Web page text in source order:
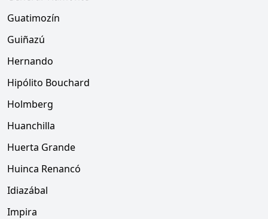
Guatimozín
Guiñazú
Hernando
Hipólito Bouchard
Holmberg
Huanchilla
Huerta Grande
Huinca Renancó
Idiazábal
Impira